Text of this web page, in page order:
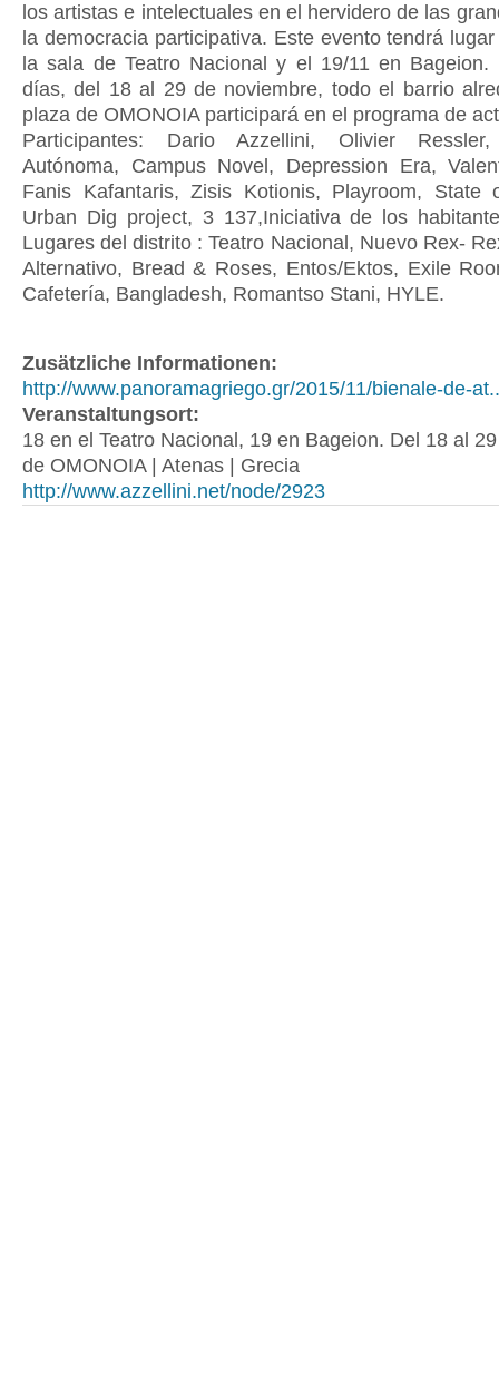
los artistas e intelectuales en el hervidero de las
la democracia participativa. Este evento tendrá
la sala de Teatro Nacional y el 19/11 en Bageion.
días, del 18 al 29 de noviembre, todo el barrio
plaza de OMONOIA participará en el programa de
Participantes: Dario Azzellini, Olivier Ressler,
Autónoma, Campus Novel, Depression Era,
Fanis Kafantaris, Zisis Kotionis, Playroom, State
Urban Dig project, 3 137,Iniciativa de los
Lugares del distrito : Teatro Nacional, Nuevo Rex-
Alternativo, Bread & Roses, Entos/Ektos, Exile
Cafetería, Bangladesh, Romantso Stani, HYLE.
Zusätzliche Informationen:
http://www.panoramagriego.gr/2015/11/bienale-de-
Veranstaltungsort:
18 en el Teatro Nacional, 19 en Bageion. Del 18 al
de OMONOIA | Atenas | Grecia
http://www.azzellini.net/node/2923